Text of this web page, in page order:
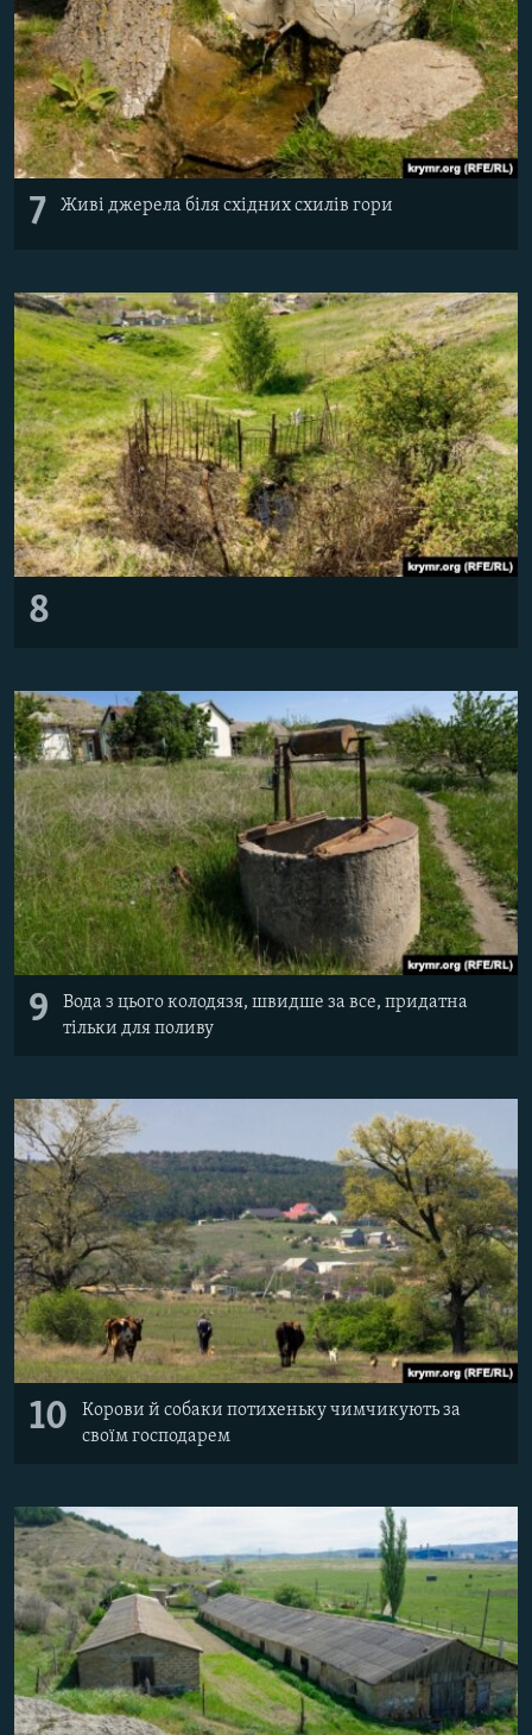
7 Живі джерела біля східних схилів гори
8
9
Вода з цього колодязя, швидше за все, придатна
тільки для поливу
10
Корови й собаки потихеньку чимчикують за
своїм господарем